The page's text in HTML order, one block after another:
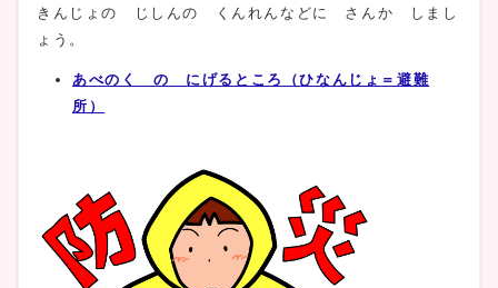
きんじょの じしんの くんれんなどに さんか しまし
ょう。
あべのく の にげるところ（ひなんじょ＝避難
所）